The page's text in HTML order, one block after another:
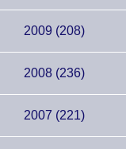
2009 (208)
2008 (236)
2007 (221)